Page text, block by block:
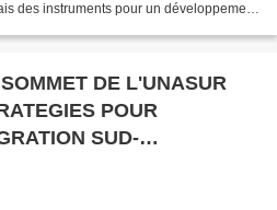
des instruments pour un développement
DE L'UNASUR
POUR
SUD-